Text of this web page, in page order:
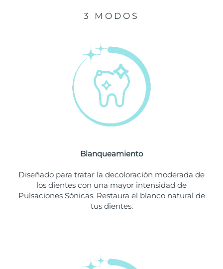
3 MODOS
Blanqueamiento
Diseñado para tratar la decoloración moderada de
los dientes con una mayor intensidad de
Pulsaciones Sónicas. Restaura el blanco natural de
tus dientes.
Entrega prevista
Entrega prevista
Entrega prevista
Entrega prevista
Reunión Entrega prevista8/15/26
Entrega prevista